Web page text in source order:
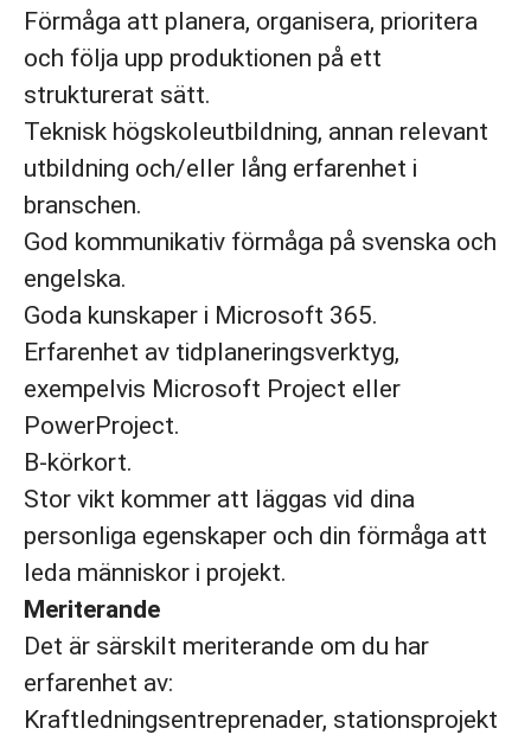
Förmåga att planera, organisera, prioritera
och följa upp produktionen på ett
strukturerat sätt.
Teknisk högskoleutbildning, annan relevant
utbildning och/eller lång erfarenhet i
branschen.
God kommunikativ förmåga på svenska och
engelska.
Goda kunskaper i Microsoft 365.
Erfarenhet av tidplaneringsverktyg,
exempelvis Microsoft Project eller
PowerProject.
B-körkort.
Stor vikt kommer att läggas vid dina
personliga egenskaper och din förmåga att
leda människor i projekt.
Meriterande
Det är särskilt meriterande om du har
erfarenhet av:
Kraftledningsentreprenader, stationsprojekt